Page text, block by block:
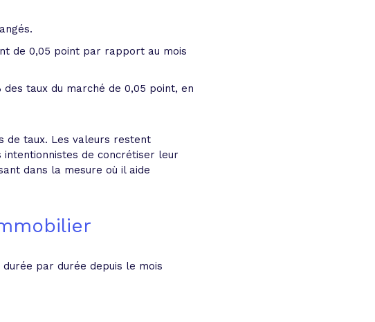
de 0,05 point par rapport au mois
des taux du marché de 0,05 point, en
de taux. Les valeurs restent
intentionnistes de concrétiser leur
dans la mesure où il aide
par durée depuis le mois